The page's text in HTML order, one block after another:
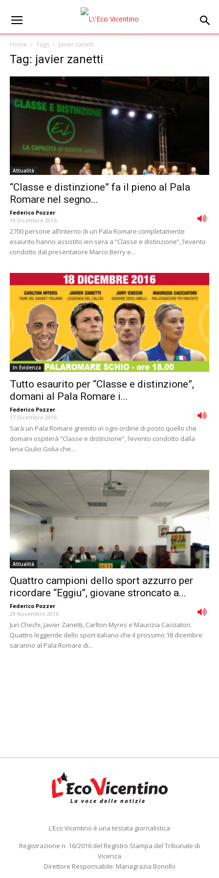
Home Tags Javier zanetti
Tag: javier zanetti
Attualità
“Classe e distinzione” fa il pieno al Pala
Romare nel segno...
Federico Pozzer -
19 Dicembre 2016
2700 persone all’interno di un Pala Romare completamente
esaurito hanno assistito ieri sera a “Classe e distinzione”, l’evento
condotto dal presentatore Marco Berry e...
In Evidenza
Tutto esaurito per “Classe e distinzione”,
domani al Pala Romare i...
Federico Pozzer -
17 Dicembre 2016
Sarà un Pala Romare gremito in ogni ordine di posto quello che
domani ospiterà “Classe e distinzione”, l’evento condotto dalla
Iena Giulio Golia che...
Attualità
Quattro campioni dello sport azzurro per
ricordare “Eggiu”, giovane stroncato a...
Federico Pozzer -
29 Novembre 2016
Juri Chechi, Javier Zanetti, Carlton Myres e Maurizia Cacciatori.
Quattro leggende dello sport italiano che il prossimo 18 dicembre
saranno al Pala Romare di...
L’Eco Vicentino è una testata giornalistica
Registrazione n. 16/2016 del Registro Stampa del Tribunale di
Vicenza
Direttore Responsabile: Mariagrazia Bonollo